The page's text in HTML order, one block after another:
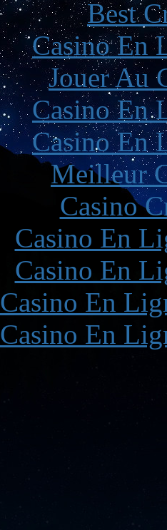
Best
Casino En
Jouer Au
Casino En
Casino En
Meilleur
Casino
Casino En
Casino En
Casino En
Casino En